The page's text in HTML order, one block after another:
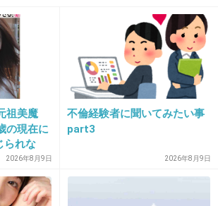
、好きだけど、髪型のせいか
っと変？
+225 -34
たよね。ちょっとギャルっぽい
祖美魔
の現在に
られな
ね」
2026年8月9日
不倫経験者に聞いてみたい事
part3
2026年8月9日